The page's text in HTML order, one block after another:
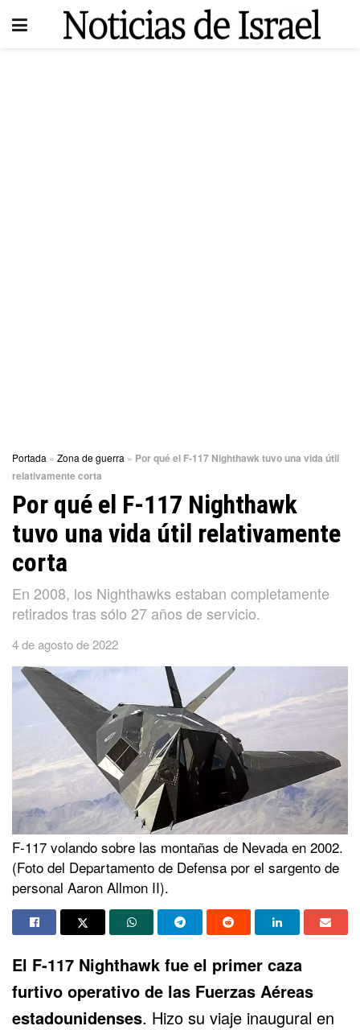
Portada » Zona de guerra » Por qué el F-117 Nighthawk tuvo una vida útil
relativamente corta
Por qué el F-117 Nighthawk
tuvo una vida útil relativamente
corta
En 2008, los Nighthawks estaban completamente
retirados tras sólo 27 años de servicio.
4 de agosto de 2022
F-117 volando sobre las montañas de Nevada en 2002.
(Foto del Departamento de Defensa por el sargento de
personal Aaron Allmon II).
El F-117 Nighthawk fue el primer caza
furtivo operativo de las Fuerzas Aéreas
estadounidenses. Hizo su viaje inaugural en